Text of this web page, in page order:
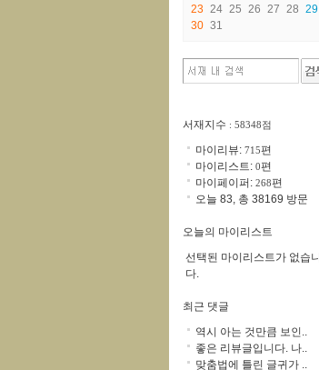
23 24 25 26 27 28 29
30 31
서재지수 : 58348점
마이리뷰: 715편
마이리스트: 0편
마이페이퍼: 268편
오늘 83, 총 38169 방문
오늘의 마이리스트
선택된 마이리스트가 없습니
다.
최근 댓글
역시 아는 것만큼 보인..
좋은 리뷰글입니다. 나..
맞춤법에 틀린 글귀가 ..